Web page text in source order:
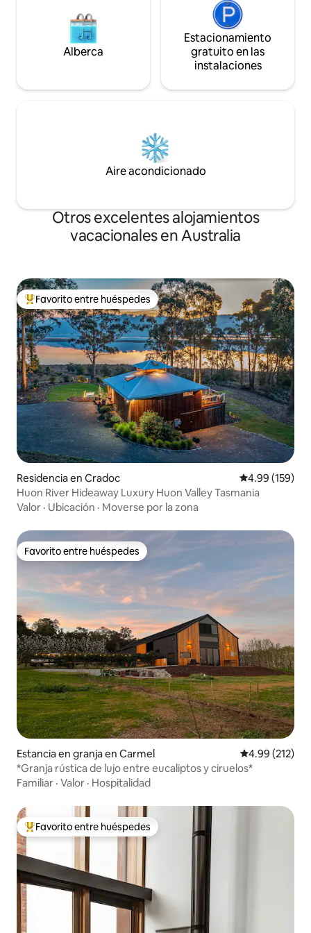
Alberca
Estacionamiento
gratuito en las
instalaciones
Aire acondicionado
Otros excelentes alojamientos
vacacionales en Australia
De los mejores en Favorito entre huéspedes
Favorito entre huéspedes
Residencia en Cradoc Calificación
4.99 (159)
Huon River Hideaway Luxury Huon Valley Tasmania
Valor · Ubicación · Moverse por la zona
Favorito entre huéspedes
Favorito entre huéspedes
Estancia en granja en Carmel Calificación
4.99 (212)
*Granja rústica de lujo entre eucaliptos y ciruelos*
Familiar · Valor · Hospitalidad
De los mejores en Favorito entre huéspedes
Favorito entre huéspedes